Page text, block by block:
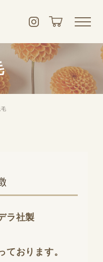
毛
ラ社製
ております。